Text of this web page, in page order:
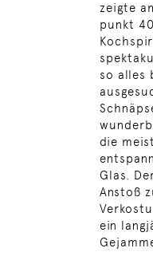
zeigte
punkt
so alles
die
Glas.
Anstoß
ein